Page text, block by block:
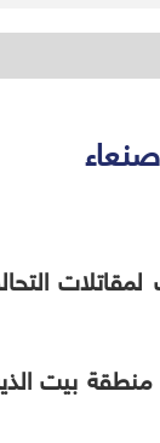
لمقاتلات
منطقة بيت